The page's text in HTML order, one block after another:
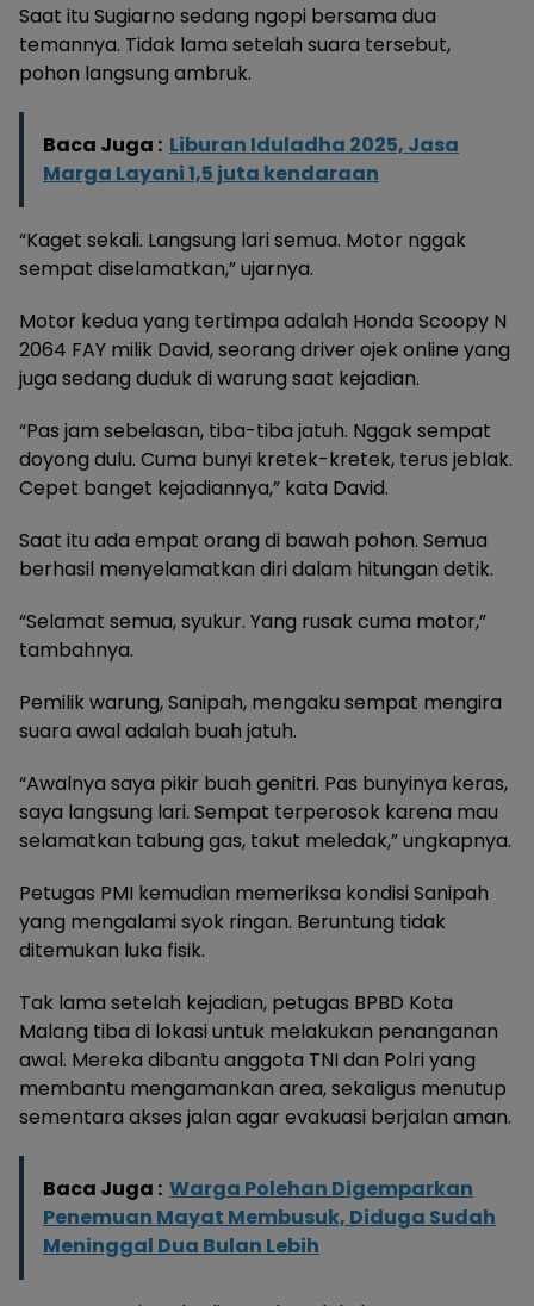
Saat itu Sugiarno sedang ngopi bersama dua
temannya. Tidak lama setelah suara tersebut,
pohon langsung ambruk.
Baca Juga : Liburan Iduladha 2025, Jasa
Marga Layani 1,5 juta kendaraan
“Kaget sekali. Langsung lari semua. Motor nggak
sempat diselamatkan,” ujarnya.
Motor kedua yang tertimpa adalah Honda Scoopy N
2064 FAY milik David, seorang driver ojek online yang
juga sedang duduk di warung saat kejadian.
“Pas jam sebelasan, tiba-tiba jatuh. Nggak sempat
doyong dulu. Cuma bunyi kretek-kretek, terus jeblak.
Cepet banget kejadiannya,” kata David.
Saat itu ada empat orang di bawah pohon. Semua
berhasil menyelamatkan diri dalam hitungan detik.
“Selamat semua, syukur. Yang rusak cuma motor,”
tambahnya.
Pemilik warung, Sanipah, mengaku sempat mengira
suara awal adalah buah jatuh.
“Awalnya saya pikir buah genitri. Pas bunyinya keras,
saya langsung lari. Sempat terperosok karena mau
selamatkan tabung gas, takut meledak,” ungkapnya.
Petugas PMI kemudian memeriksa kondisi Sanipah
yang mengalami syok ringan. Beruntung tidak
ditemukan luka fisik.
Tak lama setelah kejadian, petugas BPBD Kota
Malang tiba di lokasi untuk melakukan penanganan
awal. Mereka dibantu anggota TNI dan Polri yang
membantu mengamankan area, sekaligus menutup
sementara akses jalan agar evakuasi berjalan aman.
Baca Juga : Warga Polehan Digemparkan
Penemuan Mayat Membusuk, Diduga Sudah
Meninggal Dua Bulan Lebih